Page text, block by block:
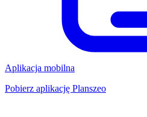
Aplikacja mobilna
Pobierz aplikację Planszeo